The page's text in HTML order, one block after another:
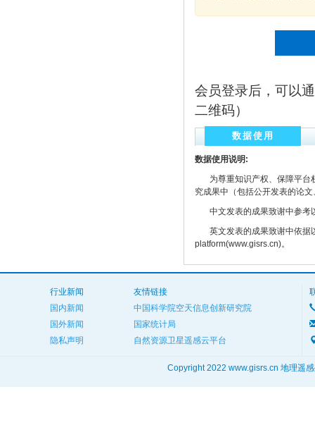
会员登录后，可以
二维码）
数据使用
数据使用说明:
为尊重知识产权、保障平台
究成果中（包括公开发表的论
中文发表的成果致谢中参考
英文发表的成果致谢中依据
platform(www.gisrs.cn)。
行业新闻
国内新闻
国外新闻
隐私声明
友情链接
中国科学院空天信息创新研究院
国家统计局
自然资源卫星遥感云平台
Copyright 2022 www.gisrs.cn 地理遥